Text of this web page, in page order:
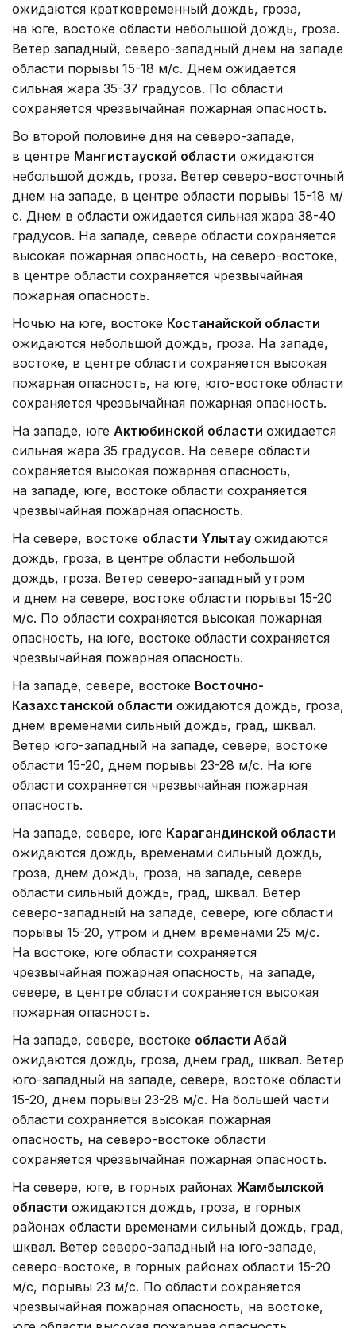
ожидаются кратковременный дождь, гроза,
на юге, востоке области небольшой дождь, гроза.
Ветер западный, северо-западный днем на западе
области порывы 15-18 м/с. Днем ожидается
сильная жара 35-37 градусов. По области
сохраняется чрезвычайная пожарная опасность.
Во второй половине дня на северо-западе,
в центре Мангистауской области ожидаются
небольшой дождь, гроза. Ветер северо-восточный
днем на западе, в центре области порывы 15-18 м/
с. Днем в области ожидается сильная жара 38-40
градусов. На западе, севере области сохраняется
высокая пожарная опасность, на северо-востоке,
в центре области сохраняется чрезвычайная
пожарная опасность.
Ночью на юге, востоке Костанайской области
ожидаются небольшой дождь, гроза. На западе,
востоке, в центре области сохраняется высокая
пожарная опасность, на юге, юго-востоке области
сохраняется чрезвычайная пожарная опасность.
На западе, юге Актюбинской области ожидается
сильная жара 35 градусов. На севере области
сохраняется высокая пожарная опасность,
на западе, юге, востоке области сохраняется
чрезвычайная пожарная опасность.
На севере, востоке области Ұлытау ожидаются
дождь, гроза, в центре области небольшой
дождь, гроза. Ветер северо-западный утром
и днем на севере, востоке области порывы 15-20
м/с. По области сохраняется высокая пожарная
опасность, на юге, востоке области сохраняется
чрезвычайная пожарная опасность.
На западе, севере, востоке Восточно-
Казахстанской области ожидаются дождь, гроза,
днем временами сильный дождь, град, шквал.
Ветер юго-западный на западе, севере, востоке
области 15-20, днем порывы 23-28 м/с. На юге
области сохраняется чрезвычайная пожарная
опасность.
На западе, севере, юге Карагандинской области
ожидаются дождь, временами сильный дождь,
гроза, днем дождь, гроза, на западе, севере
области сильный дождь, град, шквал. Ветер
северо-западный на западе, севере, юге области
порывы 15-20, утром и днем временами 25 м/с.
На востоке, юге области сохраняется
чрезвычайная пожарная опасность, на западе,
севере, в центре области сохраняется высокая
пожарная опасность.
На западе, севере, востоке области Абай
ожидаются дождь, гроза, днем град, шквал. Ветер
юго-западный на западе, севере, востоке области
15-20, днем порывы 23-28 м/с. На большей части
области сохраняется высокая пожарная
опасность, на северо-востоке области
сохраняется чрезвычайная пожарная опасность.
На севере, юге, в горных районах Жамбылской
области ожидаются дождь, гроза, в горных
районах области временами сильный дождь, град,
шквал. Ветер северо-западный на юго-западе,
северо-востоке, в горных районах области 15-20
м/с, порывы 23 м/с. По области сохраняется
чрезвычайная пожарная опасность, на востоке,